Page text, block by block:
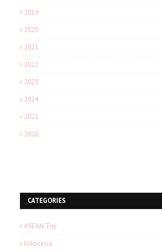
2019
2020
2021
2022
2023
2024
2025
2026
CATEGORIES
ASEAN Trip
Indonesia